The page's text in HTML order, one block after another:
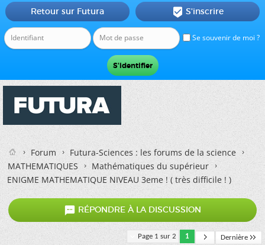
Se souvenir de moi ?
Retour sur Futura  S'inscrire
Forum
Futura-Sciences : les forums de la science
MATHEMATIQUES
Mathématiques du supérieur
ENIGME MATHEMATIQUE NIVEAU 3eme ! ( très difficile ! )
 RÉPONDRE À LA DISCUSSION
Page 1 sur 2 1 Dernière